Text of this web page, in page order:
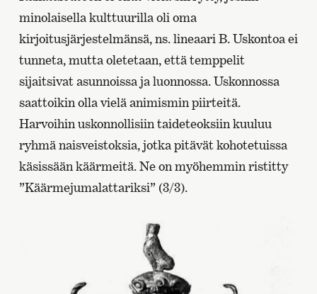
minolaisella kulttuurilla oli oma
kirjoitusjärjestelmänsä, ns. lineaari B. Uskontoa ei
tunneta, mutta oletetaan, että temppelit
sijaitsivat asunnoissa ja luonnossa. Uskonnossa
saattoikin olla vielä animismin piirteitä.
Harvoihin uskonnollisiin taideteoksiin kuuluu
ryhmä naisveistoksia, jotka pitävät kohotetuissa
käsissään käärmeitä. Ne on myöhemmin ristitty
”Käärmejumalattariksi” (3/3).